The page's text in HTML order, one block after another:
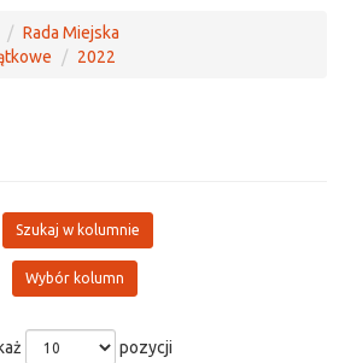
Rada Miejska
2022
Szukaj w kolumnie
Wybór kolumn
pozycji